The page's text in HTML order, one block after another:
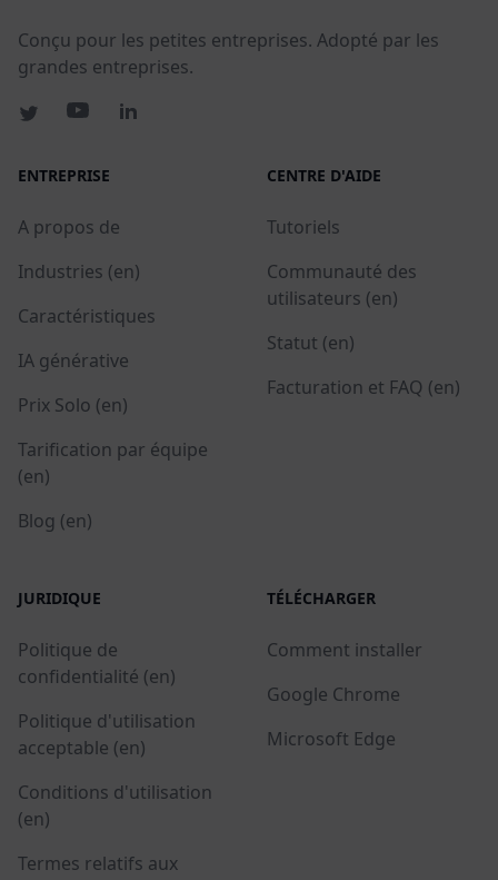
Conçu pour les petites entreprises. Adopté par les
grandes entreprises.
ENTREPRISE
A propos de
Industries (en)
Caractéristiques
IA générative
Prix Solo (en)
Tarification par équipe
(en)
Blog (en)
CENTRE D'AIDE
Tutoriels
Communauté des
utilisateurs (en)
Statut (en)
Facturation et FAQ (en)
JURIDIQUE
Politique de
confidentialité (en)
Politique d'utilisation
acceptable (en)
Conditions d'utilisation
(en)
Termes relatifs aux
TÉLÉCHARGER
Comment installer
Google Chrome
Microsoft Edge